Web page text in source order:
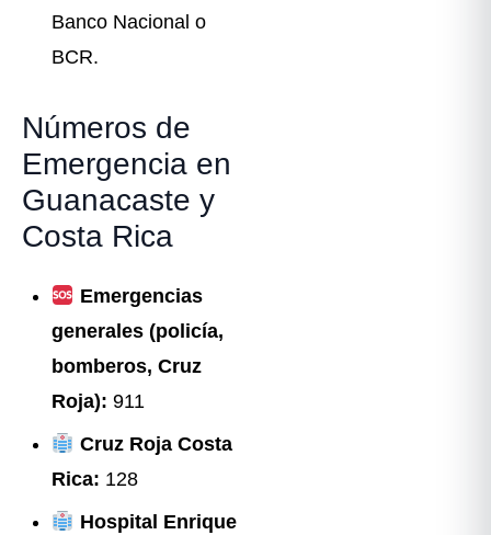
Banco Nacional o
BCR.
Números de
Emergencia en
Guanacaste y
Costa Rica
Emergencias
generales (policía,
bomberos, Cruz
Roja): 911
Cruz Roja Costa
Rica: 128
Hospital Enrique